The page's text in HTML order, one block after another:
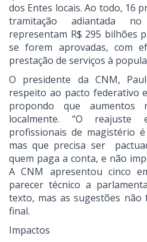
dos Entes locais. Ao todo, 16
tramitação adiantada no
representam R$ 295 bilhões
se forem aprovadas, com
prestação de serviços à
O presidente da CNM,
respeito ao pacto federativo
propondo que aumentos
localmente. “O
profissionais de magistério
mas que precisa ser
quem paga a conta, e não
A CNM apresentou cinco
parecer técnico a
texto, mas as sugestões não
final.
Impactos